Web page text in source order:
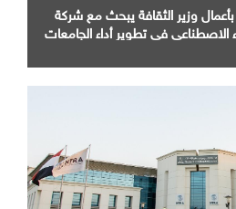
بأعمال وزير الثقافة يبحث مع شركة
في تطوير أداء الجامعات